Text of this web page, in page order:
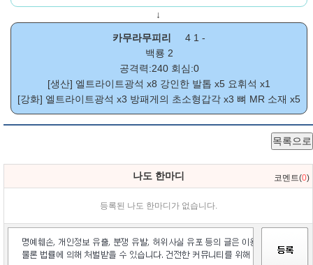
↓
카무라무피리
4 1 -
백룡 2
공격력:240 회심:0
[생산] 엘트라이트광석 x8 강인한 발톱 x5 요휘석 x1
[강화] 엘트라이트광석 x3 방패게의 초소형갑각 x3 뼈 MR 소재 x5
목록으로
나도 한마디 코멘트(0)
등록된 나도 한마디가 없습니다.